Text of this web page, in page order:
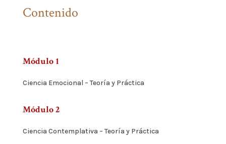
Contenido
Módulo 1
Ciencia Emocional – Teoría y Práctica
Módulo 2
Ciencia Contemplativa – Teoría y Práctica